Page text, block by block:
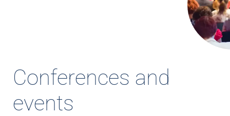
Conferences and
events